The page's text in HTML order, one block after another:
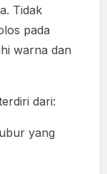
Tidak
pada
warna dan
dari:
yang